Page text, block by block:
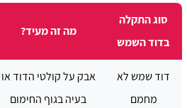
סוג התקלה
בדוד השמש
מה זה מעיד?
דוד שמש לא
מחמם
אבק על קולטי הדוד או
בעיה בגוף החימום